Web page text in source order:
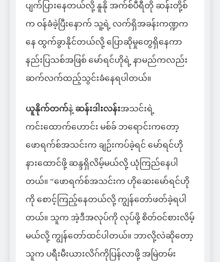
ပျက်ပြားနေတယ်လို့ နူနို အက်စ်ပီရီတို ဆန်းတို့စ်
က ဝန်ခံခဲ့ပြီးနောက် သူ့ရဲ့ လက်ရှိအခန်းကဏ္ဍက
နေ ထွက်ခွာနိုင်တယ်လို့ ပြောဆိုမှုတွေရှိနေကာ
နည်းပြသစ်အဖြစ် မော်ရင်ဟိုရဲ့ နာမည်ကလည်း
ဆက်လက်ထည့်သွင်းခံနေရပါတယ်။
ယူနိုက်တက်နဲ့ ဆန်းဒါးလန်းအသင်းရဲ့
ကင်းထောက်ဟောင်း မစ်ခ် ဘရောင်းကတော့
ဖောရက်စ်အသင်းက ချဉ်းကပ်ခဲ့ရင် မော်ရင်ဟို
နားထောင်ဖို့ ဆန္ဒရှိလိမ့်မယ်လို့ ယုံကြည်နေပါ
တယ်။ “ဖောရက်စ်အသင်းက ဟိုဆေးမော်ရင်ဟို
ကို စောင့်ကြည့်နေတယ်လို့ ကျွန်တော်ဖတ်ခဲ့ရပါ
တယ်။ သူက အဲ့ဒီအလုပ်ကို လုပ်ဖို့ စိတ်ဝင်စားလိမ့်
မယ်လို့ ကျွန်တော်ထင်ပါတယ်။ ဘာလို့လဲဆိုတော့
သူက ပရီးမီးယားလိဂ်ကိုပြန်လာဖို့ အမြဲတမ်း